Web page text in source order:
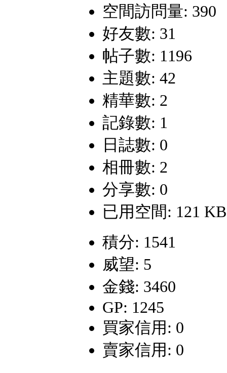
空間訪問量: 390
好友數: 31
帖子數: 1196
主題數: 42
精華數: 2
記錄數: 1
日誌數: 0
相冊數: 2
分享數: 0
已用空間: 121 KB
積分: 1541
威望: 5
金錢: 3460
GP: 1245
買家信用: 0
賣家信用: 0